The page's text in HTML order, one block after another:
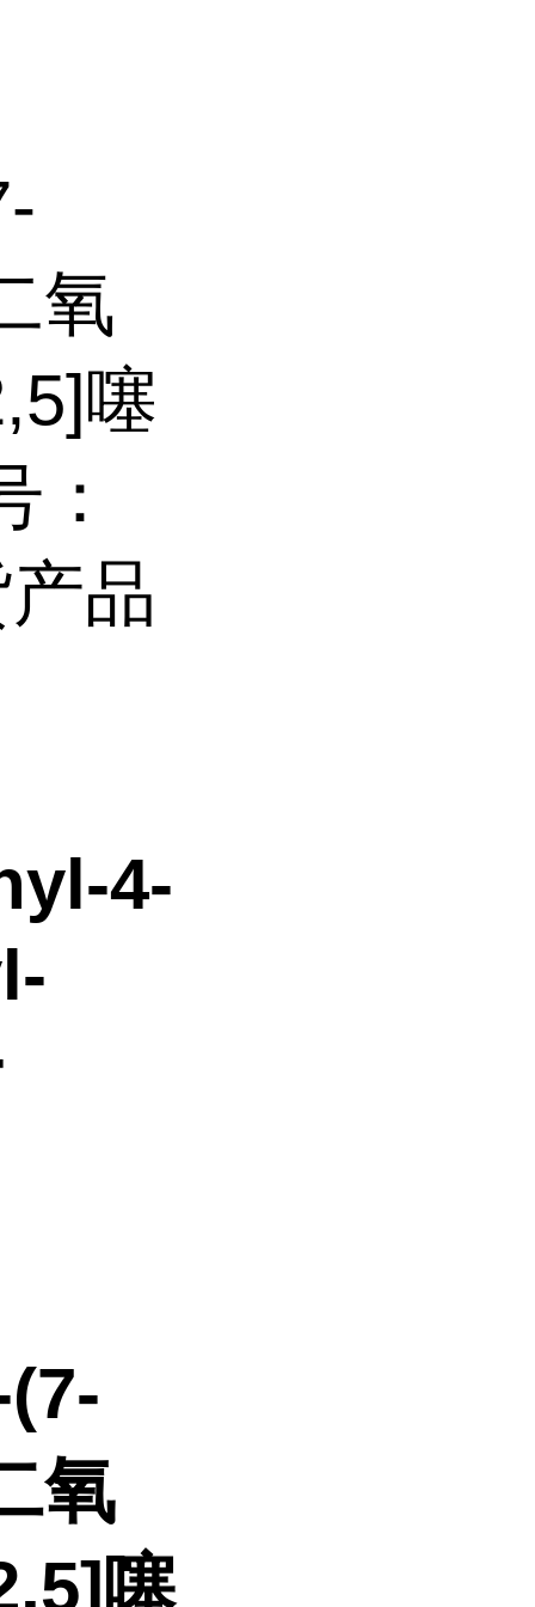
氧
噻
品
4-
氧
噻